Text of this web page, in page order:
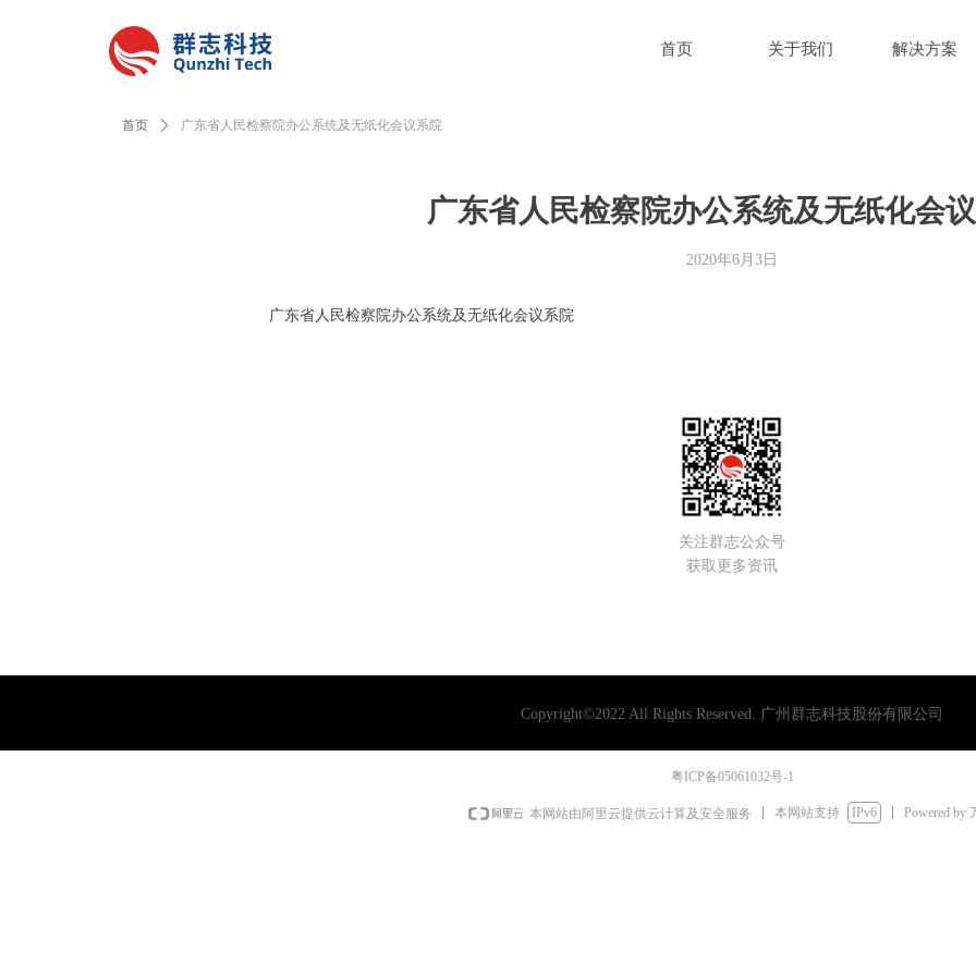
首页 关于我们 解决方案
广东省人民检察院办公系统及无纸化会
首页 ꄲ 广东省人民检察院办公系统及无纸化会议系院
广东省人民检察院办公系统及无纸化会议系院
2020年6月3日
关注群志公众号
获取更多资讯
Copyright©2022 All Rights Reserved. 广州群志科技股份有限公司
粤ICP备05061032号-1
本网站由阿里云提供云计算及安全服务 本网站支持 IPv6 Powered by